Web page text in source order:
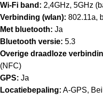
Wi-Fi band: 2,4GHz, 5GHz
Verbinding (wlan): 802.11a,
Met bluetooth: Ja
Bluetooth versie: 5.3
Overige draadloze
(NFC)
GPS: Ja
Locatiebepaling: A-GPS,